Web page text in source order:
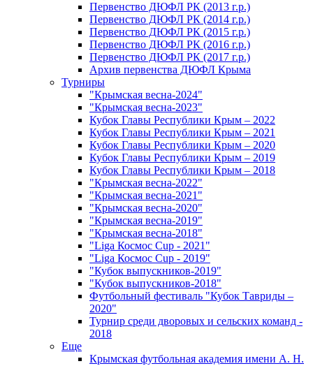
Первенство ДЮФЛ РК (2013 г.р.)
Первенство ДЮФЛ РК (2014 г.р.)
Первенство ДЮФЛ РК (2015 г.р.)
Первенство ДЮФЛ РК (2016 г.р.)
Первенство ДЮФЛ РК (2017 г.р.)
Архив первенства ДЮФЛ Крыма
Турниры
"Крымская весна-2024"
"Крымская весна-2023"
Кубок Главы Республики Крым – 2022
Кубок Главы Республики Крым – 2021
Кубок Главы Республики Крым – 2020
Кубок Главы Республики Крым – 2019
Кубок Главы Республики Крым – 2018
"Крымская весна-2022"
"Крымская весна-2021"
"Крымская весна-2020"
"Крымская весна-2019"
"Крымская весна-2018"
"Liga Космос Cup - 2021"
"Liga Космос Cup - 2019"
"Кубок выпускников-2019"
"Кубок выпускников-2018"
Футбольный фестиваль "Кубок Тавриды –
2020"
Турнир среди дворовых и сельских команд -
2018
Еще
Крымская футбольная академия имени А. Н.